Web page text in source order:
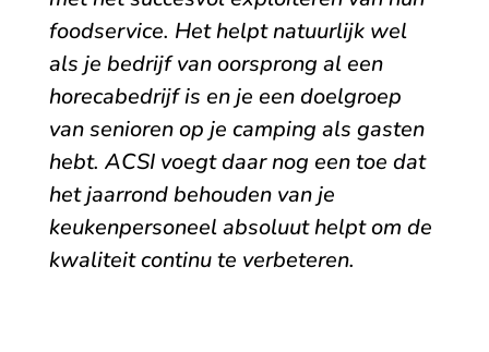
foodservice. Het helpt natuurlijk wel
als je bedrijf van oorsprong al een
horecabedrijf is en je een doelgroep
van senioren op je camping als gasten
hebt. ACSI voegt daar nog een toe dat
het jaarrond behouden van je
keukenpersoneel absoluut helpt om de
kwaliteit continu te verbeteren.